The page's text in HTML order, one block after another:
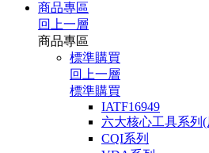
商品專區
回上一層
商品專區
標準購買
回上一層
標準購買
IATF16949
六大核心工具系列
CQI系列